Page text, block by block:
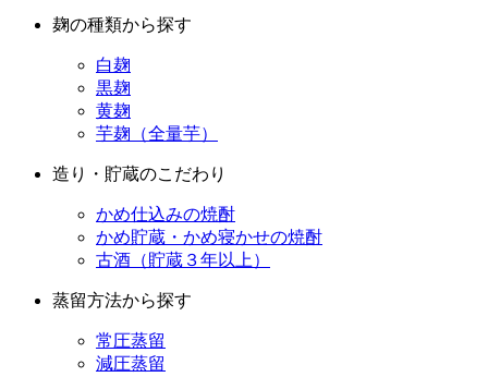
麹の種類から探す
白麹
黒麹
黄麹
芋麹（全量芋）
造り・貯蔵のこだわり
かめ仕込みの焼酎
かめ貯蔵・かめ寝かせの焼酎
古酒（貯蔵３年以上）
蒸留方法から探す
常圧蒸留
減圧蒸留